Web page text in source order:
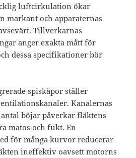
luftcirkulation ökar
markant och apparaternas
Tillverkarnas
anger exakta mått för
dessa specifikationer bör
spiskåpor ställer
Kanalernas
böjar påverkar fläktens
matos och fukt. En
för många kurvor reducerar
ineffektiv oavsett motorns